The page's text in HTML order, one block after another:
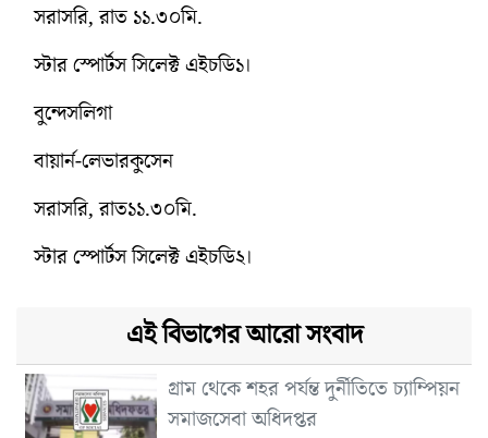
সরাসরি, রাত ১১.৩০মি.
স্টার স্পোর্টস সিলেক্ট এইচডি১।
বুন্দেসলিগা
বায়ার্ন-লেভারকুসেন
সরাসরি, রাত১১.৩০মি.
স্টার স্পোর্টস সিলেক্ট এইচডি২।
এই বিভাগের আরো সংবাদ
গ্রাম থেকে শহর পর্যন্ত দুর্নীতিতে চ্যাম্পিয়ন
সমাজসেবা অধিদপ্তর